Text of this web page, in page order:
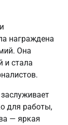
награждена
Она
и стала
для работы,
— яркая